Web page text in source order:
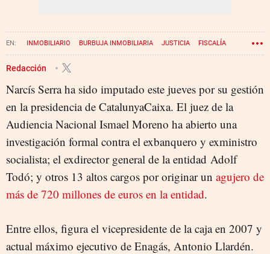
INMOBILIARIO BURBUJA INMOBILIARIA JUSTICIA FISCALÍA
AUDIENCIA NACIONAL
CONSEJO DE ADMINISTRACIÓN CATALUNYA CAIXA
NARCÍS SERRA
Redacción
Narcís Serra ha sido imputado este jueves por su gestión
en la presidencia de CatalunyaCaixa. El juez de la
Audiencia Nacional Ismael Moreno ha abierto una
investigación formal contra el exbanquero y exministro
socialista; el exdirector general de la entidad Adolf
Todó; y otros 13 altos cargos por originar un agujero de
más de 720 millones de euros en la entidad.
Entre ellos, figura el vicepresidente de la caja en 2007 y
actual máximo ejecutivo de Enagás, Antonio Llardén.